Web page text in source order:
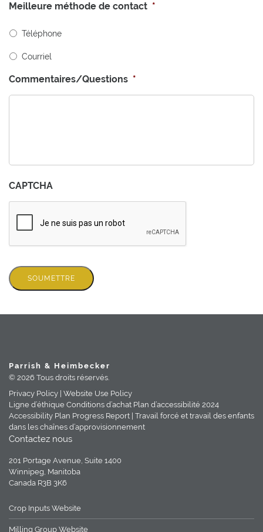
Meilleure méthode de contact *
Téléphone
Courriel
Commentaires/Questions *
CAPTCHA
SOUMETTRE
Parrish & Heimbecker
© 2026 Tous droits réservés.
Privacy Policy | Website Use Policy
Ligne d’éthique Conditions d’achat Plan d’accessibilité 2024
Accessibility Plan Progress Report | Travail forcé et travail des enfants
dans les chaînes d’approvisionnement
Contactez nous
201 Portage Avenue, Suite 1400
Winnipeg, Manitoba
Canada R3B 3K6
Crop Inputs Website
Milling Group Website